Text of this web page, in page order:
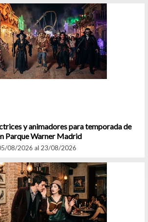
y animadores para temporada de
Parque Warner Madrid
08/2026 al 23/08/2026